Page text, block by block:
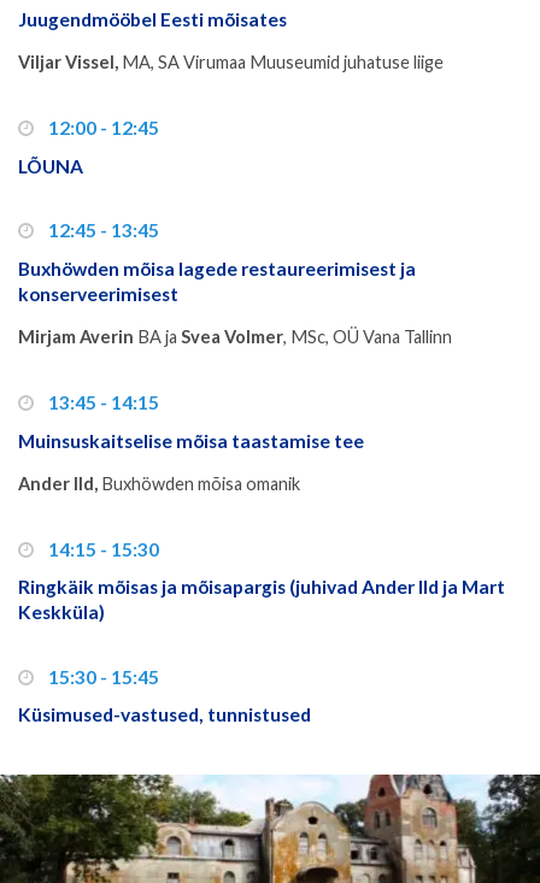
Juugendmööbel Eesti mõisates
Viljar Vissel, MA, SA Virumaa Muuseumid juhatuse liige
12:00 - 12:45
LÕUNA
12:45 - 13:45
Buxhöwden mõisa lagede restaureerimisest ja
konserveerimisest
Mirjam Averin BA ja Svea Volmer, MSc, OÜ Vana Tallinn
13:45 - 14:15
Muinsuskaitselise mõisa taastamise tee
Ander Ild, Buxhöwden mõisa omanik
14:15 - 15:30
Ringkäik mõisas ja mõisapargis (juhivad Ander Ild ja Mart
Keskküla)
15:30 - 15:45
Küsimused-vastused, tunnistused